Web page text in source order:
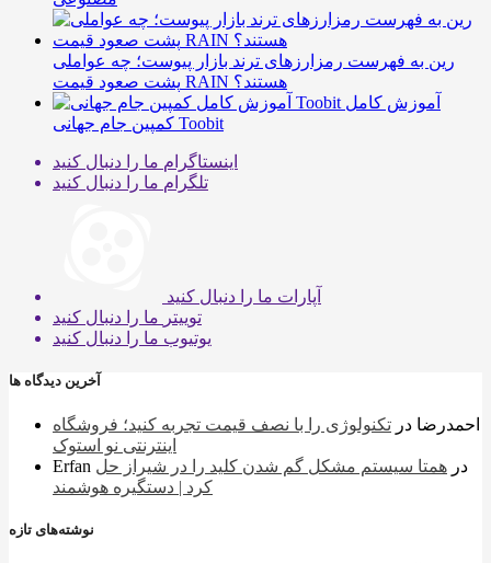
رین به فهرست رمزارزهای ترند بازار پیوست؛ چه عواملی
پشت صعود قیمت RAIN هستند؟
آموزش کامل
کمپین جام جهانی Toobit
اینستاگرام ما را دنبال کنید
تلگرام ما را دنبال کنید
آپارات ما را دنبال کنید
توییتر ما را دنبال کنید
یوتیوب ما را دنبال کنید
آخرین دیدگاه ها
احمدرضا در تکنولوژی را با نصف قیمت تجربه کنید؛ فروشگاه
اینترنتی نو استوک
Erfan
در همتا سیستم مشکل گم شدن کلید را در شیراز حل
کرد | دستگیره هوشمند
نوشته‌های تازه